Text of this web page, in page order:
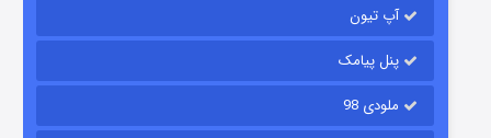
آپ تیون
پنل پیامک
ملودی 98